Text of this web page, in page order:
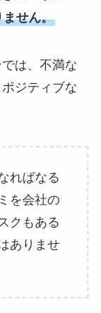
ません。
は、不満な
ジティブな
ればなる
を会社の
クもある
ありませ